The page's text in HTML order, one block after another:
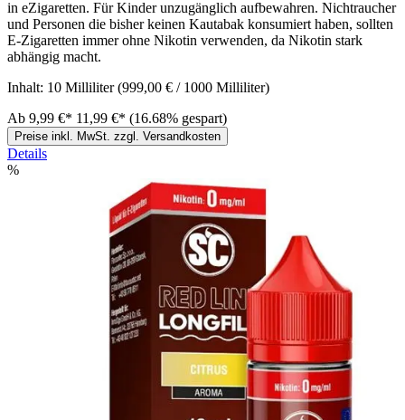
in eZigaretten. Für Kinder unzugänglich aufbewahren. Nichtraucher
und Personen die bisher keinen Kautabak konsumiert haben, sollten
E-Zigaretten immer ohne Nikotin verwenden, da Nikotin stark
abhängig macht.
Inhalt: 10 Milliliter(999,00 € / 1000 Milliliter)
Ab 9,99 €* 11,99 €* (16.68% gespart)
Preise inkl. MwSt. zzgl. Versandkosten
Details
%